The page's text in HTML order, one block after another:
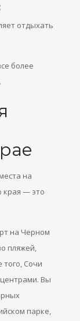
отдыхать
более
на
края — это
на Черном
пляжей,
Сочи
Вы
парке,